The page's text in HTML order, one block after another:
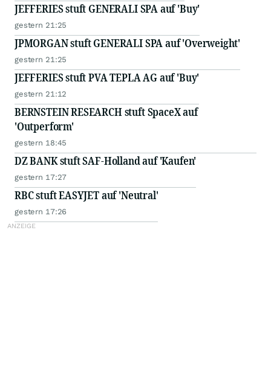
JEFFERIES stuft GENERALI SPA auf 'Buy'
gestern 21:25
JPMORGAN stuft GENERALI SPA auf 'Overweight'
gestern 21:25
JEFFERIES stuft PVA TEPLA AG auf 'Buy'
gestern 21:12
BERNSTEIN RESEARCH stuft SpaceX auf
'Outperform'
gestern 18:45
DZ BANK stuft SAF-Holland auf 'Kaufen'
gestern 17:27
RBC stuft EASYJET auf 'Neutral'
gestern 17:26